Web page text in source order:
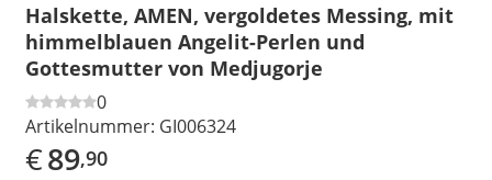
Halskette, AMEN, vergoldetes Messing, mit
himmelblauen Angelit-Perlen und
Gottesmutter von Medjugorje
0
Artikelnummer: GI006324
€89,90